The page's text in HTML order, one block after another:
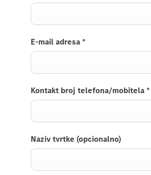
E-mail adresa *
Kontakt broj telefona/mobitela *
Naziv tvrtke (opcionalno)